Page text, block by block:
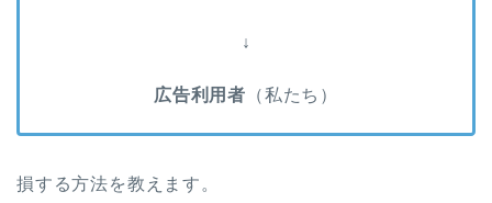
↓
広告利用者 （私たち）
損する方法を教えます。